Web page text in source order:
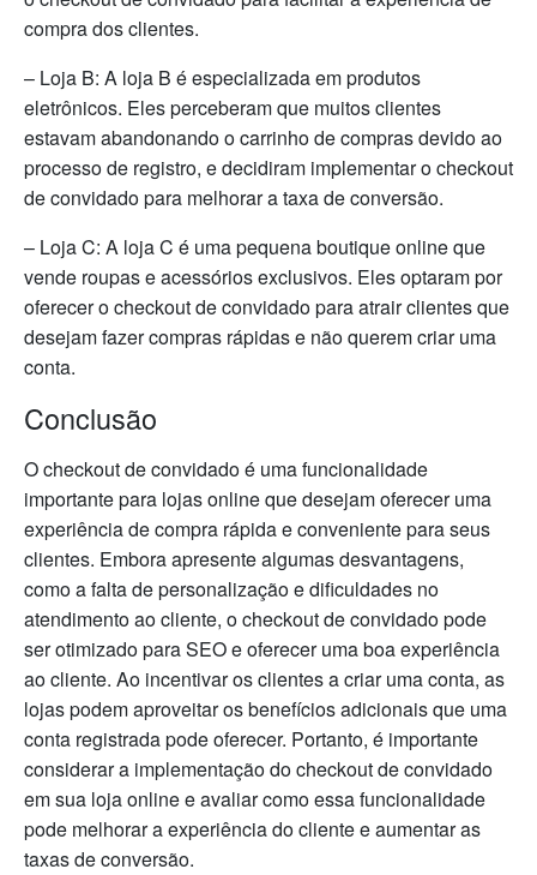
compra dos clientes.
– Loja B: A loja B é especializada em produtos
eletrônicos. Eles perceberam que muitos clientes
estavam abandonando o carrinho de compras devido ao
processo de registro, e decidiram implementar o checkout
de convidado para melhorar a taxa de conversão.
– Loja C: A loja C é uma pequena boutique online que
vende roupas e acessórios exclusivos. Eles optaram por
oferecer o checkout de convidado para atrair clientes que
desejam fazer compras rápidas e não querem criar uma
conta.
Conclusão
O checkout de convidado é uma funcionalidade
importante para lojas online que desejam oferecer uma
experiência de compra rápida e conveniente para seus
clientes. Embora apresente algumas desvantagens,
como a falta de personalização e dificuldades no
atendimento ao cliente, o checkout de convidado pode
ser otimizado para SEO e oferecer uma boa experiência
ao cliente. Ao incentivar os clientes a criar uma conta, as
lojas podem aproveitar os benefícios adicionais que uma
conta registrada pode oferecer. Portanto, é importante
considerar a implementação do checkout de convidado
em sua loja online e avaliar como essa funcionalidade
pode melhorar a experiência do cliente e aumentar as
taxas de conversão.